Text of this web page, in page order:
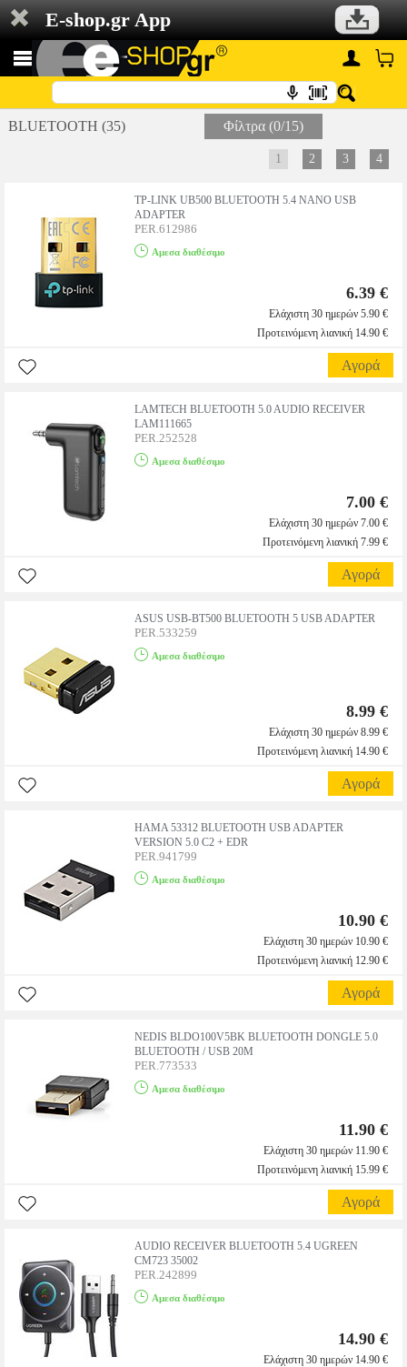
E-shop.gr App
BLUETOOTH (35) Φίλτρα (0/15)
1 2 3 4
TP-LINK UB500 BLUETOOTH 5.4 NANO USB
ADAPTER
PER.612986
Αμεσα διαθέσιμο
6.39 €
Ελάχιστη 30 ημερών 5.90 €
Προτεινόμενη λιανική 14.90 €
Αγορά
LAMTECH BLUETOOTH 5.0 AUDIO RECEIVER
LAM111665
PER.252528
Αμεσα διαθέσιμο
7.00 €
Ελάχιστη 30 ημερών 7.00 €
Προτεινόμενη λιανική 7.99 €
Αγορά
ASUS USB-BT500 BLUETOOTH 5 USB ADAPTER
PER.533259
Αμεσα διαθέσιμο
8.99 €
Ελάχιστη 30 ημερών 8.99 €
Προτεινόμενη λιανική 14.90 €
Αγορά
HAMA 53312 BLUETOOTH USB ADAPTER
VERSION 5.0 C2 + EDR
PER.941799
Αμεσα διαθέσιμο
10.90 €
Ελάχιστη 30 ημερών 10.90 €
Προτεινόμενη λιανική 12.90 €
Αγορά
NEDIS BLDO100V5BK BLUETOOTH DONGLE 5.0
BLUETOOTH / USB 20M
PER.773533
Αμεσα διαθέσιμο
11.90 €
Ελάχιστη 30 ημερών 11.90 €
Προτεινόμενη λιανική 15.99 €
Αγορά
AUDIO RECEIVER BLUETOOTH 5.4 UGREEN
CM723 35002
PER.242899
Αμεσα διαθέσιμο
14.90 €
Ελάχιστη 30 ημερών 14.90 €